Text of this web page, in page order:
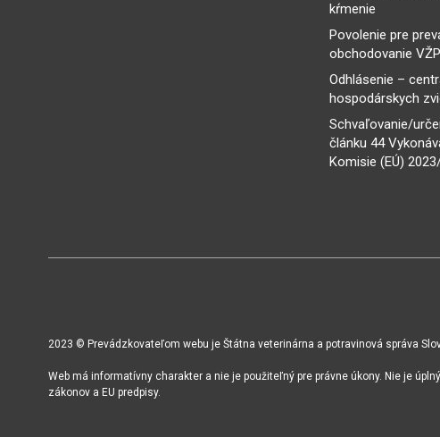
kŕmenie
Povolenie pre
obchodovanie
Odhlásenie –
hospodárskych
Schvaľovanie/
článku 44
Komisie (EÚ)
2023 © Prevádzkovateľom webu je Štátna veterinárna a potravinová správa
Web má informatívny charakter a nie je použiteľný pre právne úkony. Nie je
zákonov a EU predpisy.